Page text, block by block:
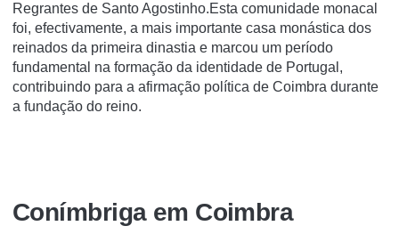
Regrantes de Santo Agostinho.Esta comunidade monacal
foi, efectivamente, a mais importante casa monástica dos
reinados da primeira dinastia e marcou um período
fundamental na formação da identidade de Portugal,
contribuindo para a afirmação política de Coimbra durante
a fundação do reino.
Coní­mbriga em Coimbra